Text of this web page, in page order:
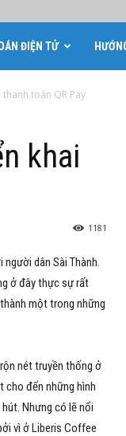
ĐIỆN TỬ
toán QR Pay
khai
1181
dân Sài Thành.
ở đây thực sự rất
một trong những
nét truyền thống ở
cho đến những hình
Nhưng có lẽ nổi
vì ở Liberis Coffee